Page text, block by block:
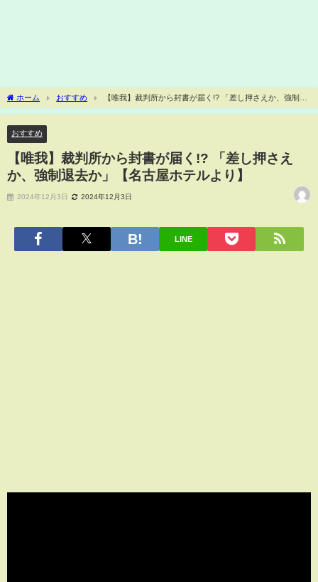
ホーム おすすめ
【唯我】裁判所から封書が届く!? 「差し押さえか、強制退
去か」【名古屋ホテルより】
おすすめ
【唯我】裁判所から封書が届く!? 「差し押さえ
か、強制退去か」【名古屋ホテルより】
2024年12月3日 2024年12月3日
LINE